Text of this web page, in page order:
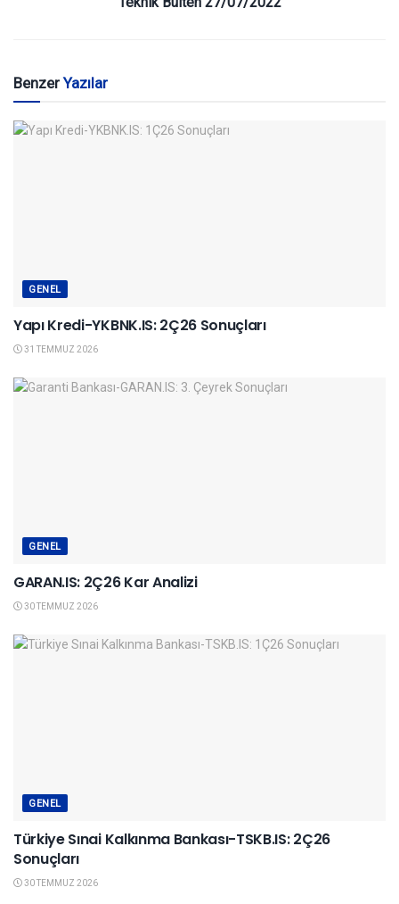
BenzerYazılar
GENEL
Yapı Kredi-YKBNK.IS: 2Ç26 Sonuçları
31 TEMMUZ 2026
GENEL
GARAN.IS: 2Ç26 Kar Analizi
30 TEMMUZ 2026
GENEL
Türkiye Sınai Kalkınma Bankası-TSKB.IS: 2Ç26
Sonuçları
30 TEMMUZ 2026